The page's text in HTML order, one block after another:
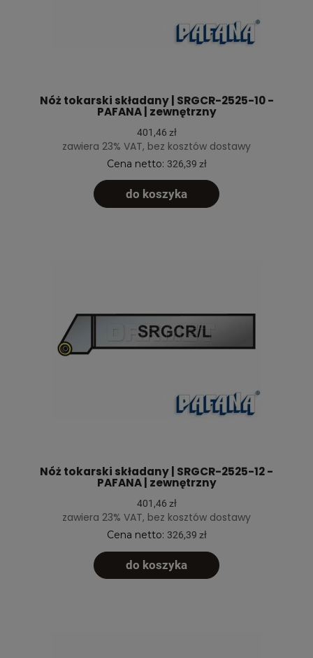
Nóż tokarski składany | SRGCR-2525-10 -
PAFANA | zewnętrzny
401,46 zł
zawiera 23% VAT, bez kosztów dostawy
Cena netto: 326,39 zł
do koszyka
Nóż tokarski składany | SRGCR-2525-12 -
PAFANA | zewnętrzny
401,46 zł
zawiera 23% VAT, bez kosztów dostawy
Cena netto: 326,39 zł
do koszyka